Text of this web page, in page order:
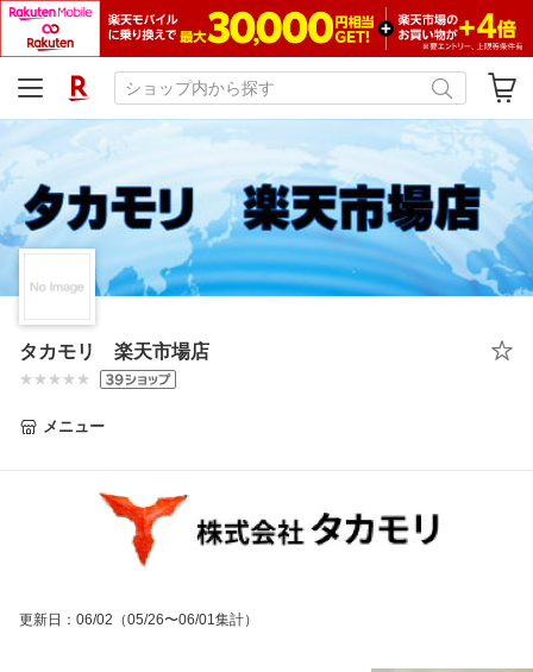
タカモリ 楽天市場店
メニュー
更新日 ： 06/02 （05/26〜06/01集計）